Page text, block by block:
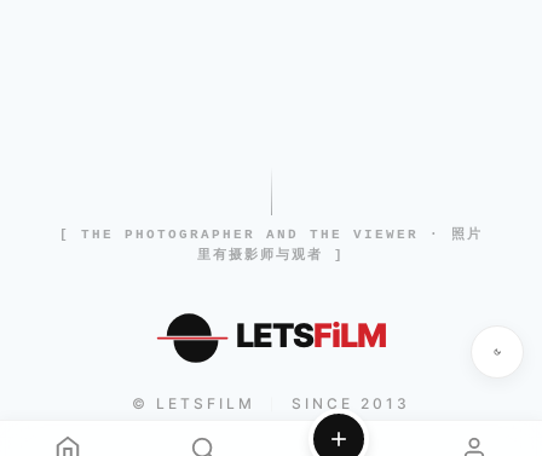
[ THE PHOTOGRAPHER AND THE VIEWER · 照片
里有摄影师与观者 ]
LETSFiLM
© LETSFILM SINCE 2013